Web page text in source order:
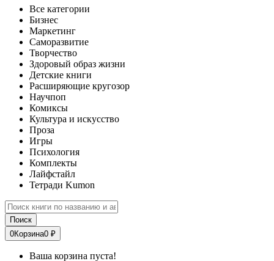
Все категории
Бизнес
Маркетинг
Саморазвитие
Творчество
Здоровый образ жизни
Детские книги
Расширяющие кругозор
Научпоп
Комиксы
Культура и искусство
Проза
Игры
Психология
Комплекты
Лайфстайл
Тетради Kumon
Поиск
0Корзина0 ₽
Ваша корзина пуста!